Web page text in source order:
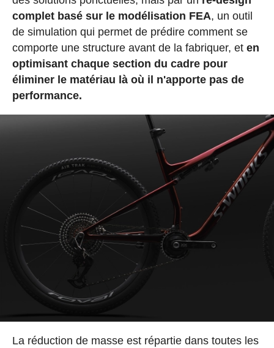
complet basé sur le modélisation FEA, un outil
de simulation qui permet de prédire comment se
comporte une structure avant de la fabriquer, et en
optimisant chaque section du cadre pour
éliminer le matériau là où il n'apporte pas de
performance.
La réduction de masse est répartie dans toutes les